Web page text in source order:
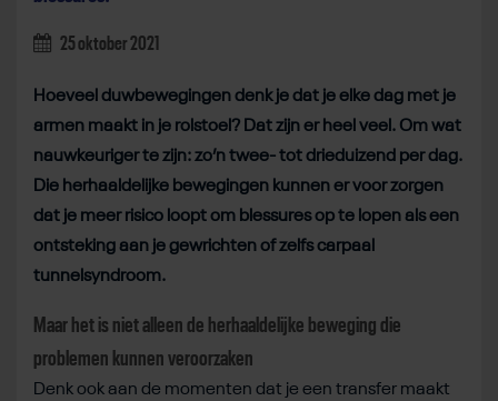
25 oktober 2021
Hoeveel duwbewegingen denk je dat je elke dag met je
armen maakt in je rolstoel? Dat zijn er heel veel. Om wat
nauwkeuriger te zijn: zo’n twee- tot drieduizend per dag.
Die herhaaldelijke bewegingen kunnen er voor zorgen
dat je meer risico loopt om blessures op te lopen als een
ontsteking aan je gewrichten of zelfs carpaal
tunnelsyndroom.
Maar het is niet alleen de herhaaldelijke beweging die
problemen kunnen veroorzaken
Denk ook aan de momenten dat je een transfer maakt